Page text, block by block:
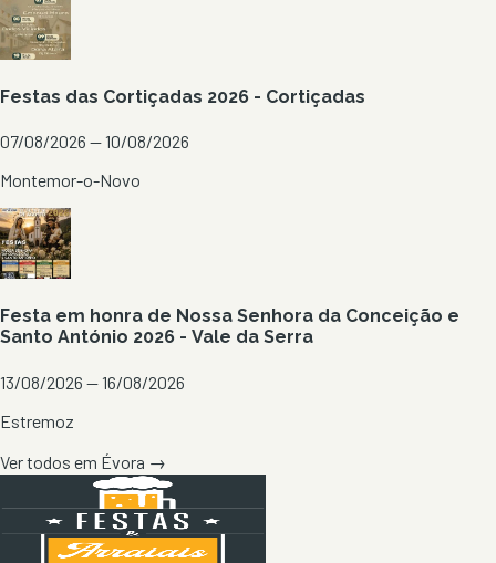
Festas das Cortiçadas 2026 - Cortiçadas
07/08/2026 — 10/08/2026
Montemor-o-Novo
Festa em honra de Nossa Senhora da Conceição e
Santo António 2026 - Vale da Serra
13/08/2026 — 16/08/2026
Estremoz
Ver todos em Évora →